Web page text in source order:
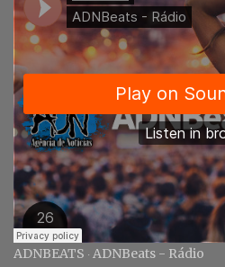
s
ADNBEATS · ADNBeats - Rádio